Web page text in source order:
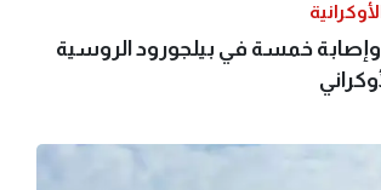
خمسة في بيلجورود الروسية